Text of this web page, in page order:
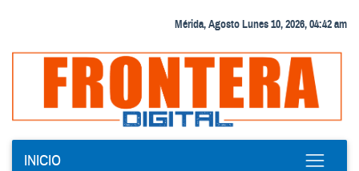
Mérida, Agosto Lunes 10, 2026, 04:42 am
INICIO